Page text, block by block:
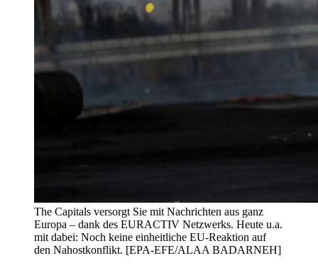
The Capitals versorgt Sie mit Nachrichten aus ganz
Europa – dank des EURACTIV Netzwerks. Heute u.a.
mit dabei: Noch keine einheitliche EU-Reaktion auf
den Nahostkonflikt. [EPA-EFE/ALAA BADARNEH]